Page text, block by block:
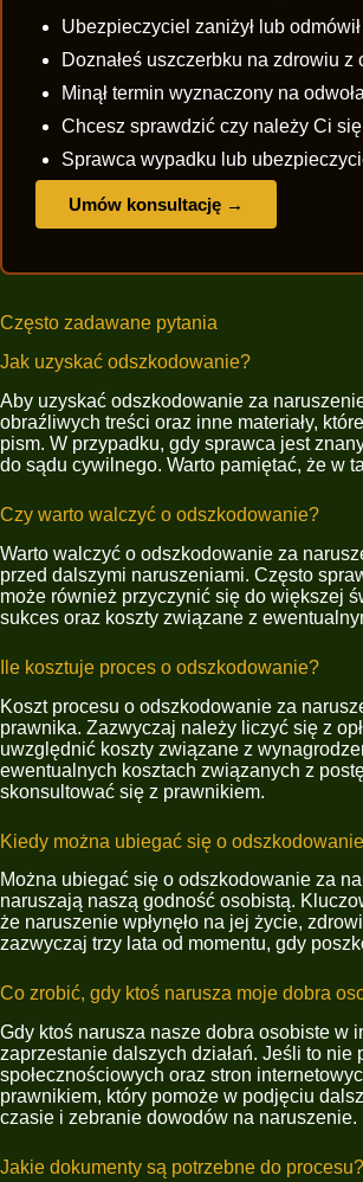
Ubezpieczyciel zaniżył lub odmówił
Doznałeś uszczerbku na zdrowiu z
Minął termin wyznaczony na
Chcesz sprawdzić czy należy Ci
Sprawca wypadku lub
Umów konsultację →
Często zadawane pytania
Jak uzyskać odszkodowanie?
Aby uzyskać odszkodowanie za
obraźliwych treści oraz inne materiały,
pism. W przypadku, gdy sprawca jest
do sądu cywilnego. Warto pamiętać, że w
Czy warto walczyć o odszkodowanie?
Warto walczyć o odszkodowanie za
przed dalszymi naruszeniami. Często
może również przyczynić się do większej
sukces oraz koszty związane z
Ile kosztuje proces o odszkodowanie?
Koszt procesu o odszkodowanie za
prawnika. Zazwyczaj należy liczyć się z
uwzględnić koszty związane z
ewentualnych kosztach związanych z
skonsultować się z prawnikiem.
Kiedy można ubiegać się o
Można ubiegać się o odszkodowanie za
naruszają naszą godność osobistą.
że naruszenie wpłynęło na jej życie,
zazwyczaj trzy lata od momentu, gdy
Co zrobić, gdy ktoś narusza moje dobra
Gdy ktoś narusza nasze dobra osobiste w
zaprzestanie dalszych działań. Jeśli to
społecznościowych oraz stron
prawnikiem, który pomoże w podjęciu
czasie i zebranie dowodów na naruszenie.
Jakie dokumenty są potrzebne do procesu?